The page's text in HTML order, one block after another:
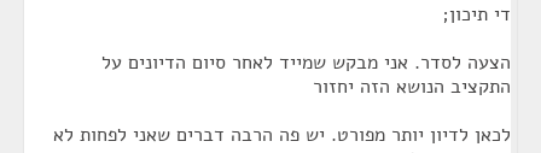
די תיכון;
הצעה לסדר. אני מבקש שמייד לאחר סיום הדיונים על
התקציב הנושא הזה יחזור
לכאן לדיון יותר מפורט. יש פה הרבה דברים שאני לפחות לא